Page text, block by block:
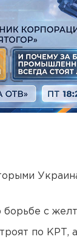
борьбе с
по КРТ,